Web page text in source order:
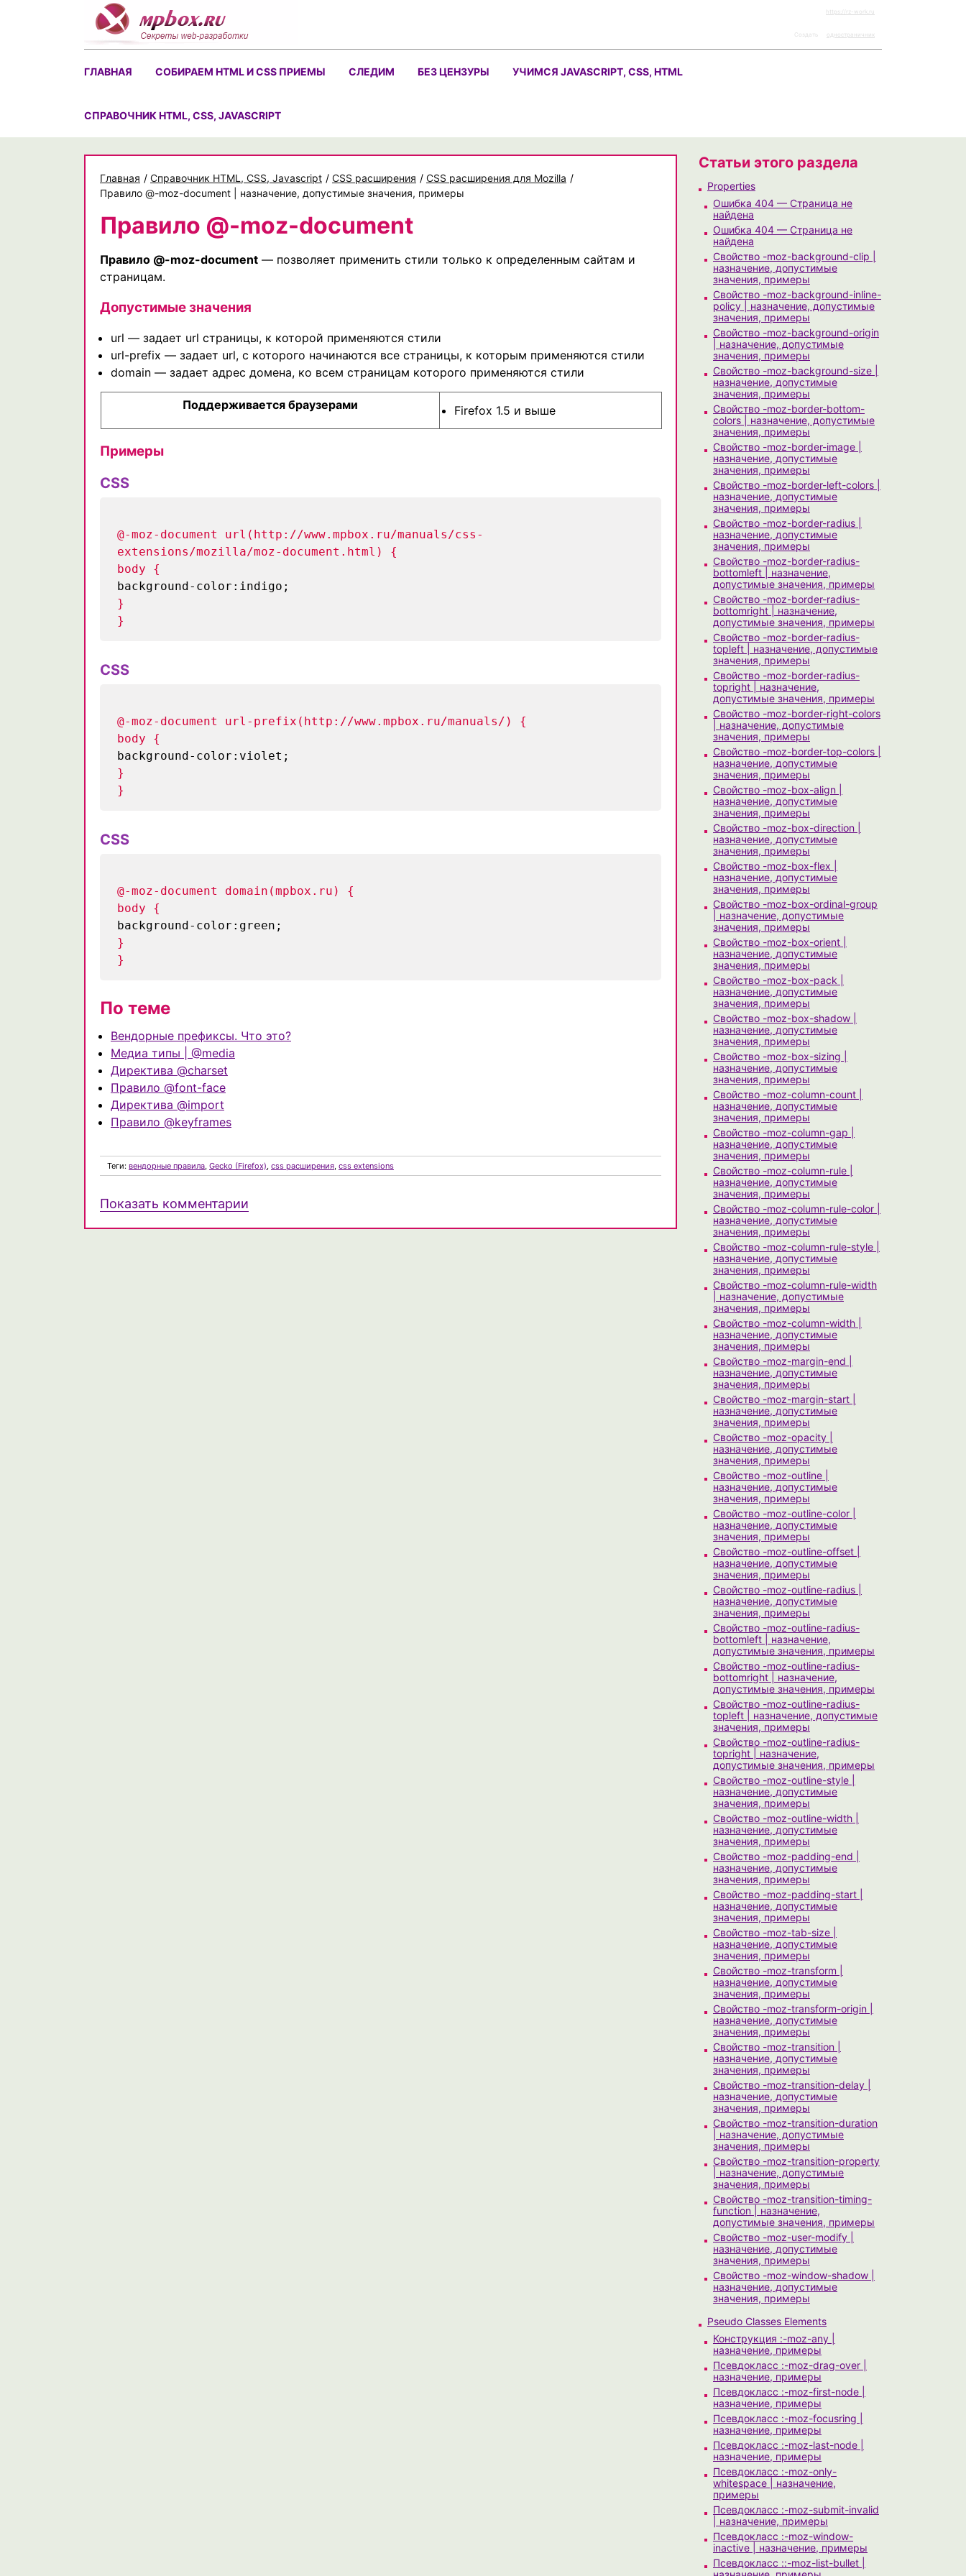
https://rz-work.ru
Создать одностраничник
ГЛАВНАЯ СОБИРАЕМ HTML И CSS ПРИЕМЫ СЛЕДИМ БЕЗ ЦЕНЗУРЫ УЧИМСЯ JAVASCRIPT, CSS, HTML
CПРАВОЧНИК HTML, CSS, JAVASCRIPT
Главная / Cправочник HTML, CSS, Javascript / CSS расширения / CSS расширения для Mozilla /
Правило @-moz-document | назначение, допустимые значения, примеры
Правило @-moz-document
Правило @-moz-document — позволяет применить стили только к определенным сайтам и
страницам.
Допустимые значения
url — задает url страницы, к которой применяются стили
url-prefix — задает url, с которого начинаются все страницы, к которым применяются стили
domain — задает адрес домена, ко всем страницам которого применяются стили
Поддерживается браузерами Firefox 1.5 и выше
Примеры
CSS
@-moz-document url(http://www.mpbox.ru/manuals/css-
extensions/mozilla/moz-document.html) {
body {
background-color:indigo;
}
}
CSS
@-moz-document url-prefix(http://www.mpbox.ru/manuals/) {
body {
background-color:violet;
}
}
CSS
@-moz-document domain(mpbox.ru) {
body {
background-color:green;
}
}
По теме
Вендорные префиксы. Что это?
Медиа типы | @media
Директива @charset
Правило @font-face
Директива @import
Правило @keyframes
Теги: вендорные правила, Gecko (Firefox), css расширения, css extensions
Показать комментарии
Статьи этого раздела
Properties
Ошибка 404 — Страница не
найдена
Ошибка 404 — Страница не
найдена
Свойство -moz-background-clip |
назначение, допустимые
значения, примеры
Свойство -moz-background-inline-
policy | назначение, допустимые
значения, примеры
Свойство -moz-background-origin
| назначение, допустимые
значения, примеры
Свойство -moz-background-size |
назначение, допустимые
значения, примеры
Свойство -moz-border-bottom-
colors | назначение, допустимые
значения, примеры
Свойство -moz-border-image |
назначение, допустимые
значения, примеры
Свойство -moz-border-left-colors |
назначение, допустимые
значения, примеры
Свойство -moz-border-radius |
назначение, допустимые
значения, примеры
Свойство -moz-border-radius-
bottomleft | назначение,
допустимые значения, примеры
Свойство -moz-border-radius-
bottomright | назначение,
допустимые значения, примеры
Свойство -moz-border-radius-
topleft | назначение, допустимые
значения, примеры
Свойство -moz-border-radius-
topright | назначение,
допустимые значения, примеры
Свойство -moz-border-right-colors
| назначение, допустимые
значения, примеры
Свойство -moz-border-top-colors |
назначение, допустимые
значения, примеры
Свойство -moz-box-align |
назначение, допустимые
значения, примеры
Свойство -moz-box-direction |
назначение, допустимые
значения, примеры
Свойство -moz-box-flex |
назначение, допустимые
значения, примеры
Свойство -moz-box-ordinal-group
| назначение, допустимые
значения, примеры
Свойство -moz-box-orient |
назначение, допустимые
значения, примеры
Свойство -moz-box-pack |
назначение, допустимые
значения, примеры
Свойство -moz-box-shadow |
назначение, допустимые
значения, примеры
Свойство -moz-box-sizing |
назначение, допустимые
значения, примеры
Свойство -moz-column-count |
назначение, допустимые
значения, примеры
Свойство -moz-column-gap |
назначение, допустимые
значения, примеры
Свойство -moz-column-rule |
назначение, допустимые
значения, примеры
Свойство -moz-column-rule-color |
назначение, допустимые
значения, примеры
Свойство -moz-column-rule-style |
назначение, допустимые
значения, примеры
Свойство -moz-column-rule-width
| назначение, допустимые
значения, примеры
Свойство -moz-column-width |
назначение, допустимые
значения, примеры
Свойство -moz-margin-end |
назначение, допустимые
значения, примеры
Свойство -moz-margin-start |
назначение, допустимые
значения, примеры
Свойство -moz-opacity |
назначение, допустимые
значения, примеры
Свойство -moz-outline |
назначение, допустимые
значения, примеры
Свойство -moz-outline-color |
назначение, допустимые
значения, примеры
Свойство -moz-outline-offset |
назначение, допустимые
значения, примеры
Свойство -moz-outline-radius |
назначение, допустимые
значения, примеры
Свойство -moz-outline-radius-
bottomleft | назначение,
допустимые значения, примеры
Свойство -moz-outline-radius-
bottomright | назначение,
допустимые значения, примеры
Свойство -moz-outline-radius-
topleft | назначение, допустимые
значения, примеры
Свойство -moz-outline-radius-
topright | назначение,
допустимые значения, примеры
Свойство -moz-outline-style |
назначение, допустимые
значения, примеры
Свойство -moz-outline-width |
назначение, допустимые
значения, примеры
Свойство -moz-padding-end |
назначение, допустимые
значения, примеры
Свойство -moz-padding-start |
назначение, допустимые
значения, примеры
Свойство -moz-tab-size |
назначение, допустимые
значения, примеры
Свойство -moz-transform |
назначение, допустимые
значения, примеры
Свойство -moz-transform-origin |
назначение, допустимые
значения, примеры
Свойство -moz-transition |
назначение, допустимые
значения, примеры
Свойство -moz-transition-delay |
назначение, допустимые
значения, примеры
Свойство -moz-transition-duration
| назначение, допустимые
значения, примеры
Свойство -moz-transition-property
| назначение, допустимые
значения, примеры
Свойство -moz-transition-timing-
function | назначение,
допустимые значения, примеры
Свойство -moz-user-modify |
назначение, допустимые
значения, примеры
Свойство -moz-window-shadow |
назначение, допустимые
значения, примеры
Pseudo Classes Elements
Конструкция :-moz-any |
назначение, примеры
Псевдокласс :-moz-drag-over |
назначение, примеры
Псевдокласс :-moz-first-node |
назначение, примеры
Псевдокласс :-moz-focusring |
назначение, примеры
Псевдокласс :-moz-last-node |
назначение, примеры
Псевдокласс :-moz-only-
whitespace | назначение,
примеры
Псевдокласс :-moz-submit-invalid
| назначение, примеры
Псевдокласс :-moz-window-
inactive | назначение, примеры
Псевдокласс ::-moz-list-bullet |